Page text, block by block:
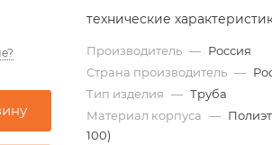
технические
Производитель — Россия
Страна производитель —
Тип изделия — Труба
Материал корпуса —
100)